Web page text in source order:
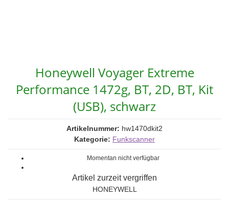
Honeywell Voyager Extreme
Performance 1472g, BT, 2D, BT, Kit
(USB), schwarz
Artikelnummer: hw1470dkit2
Kategorie: Funkscanner
Momentan nicht verfügbar
Artikel zurzeit vergriffen
HONEYWELL